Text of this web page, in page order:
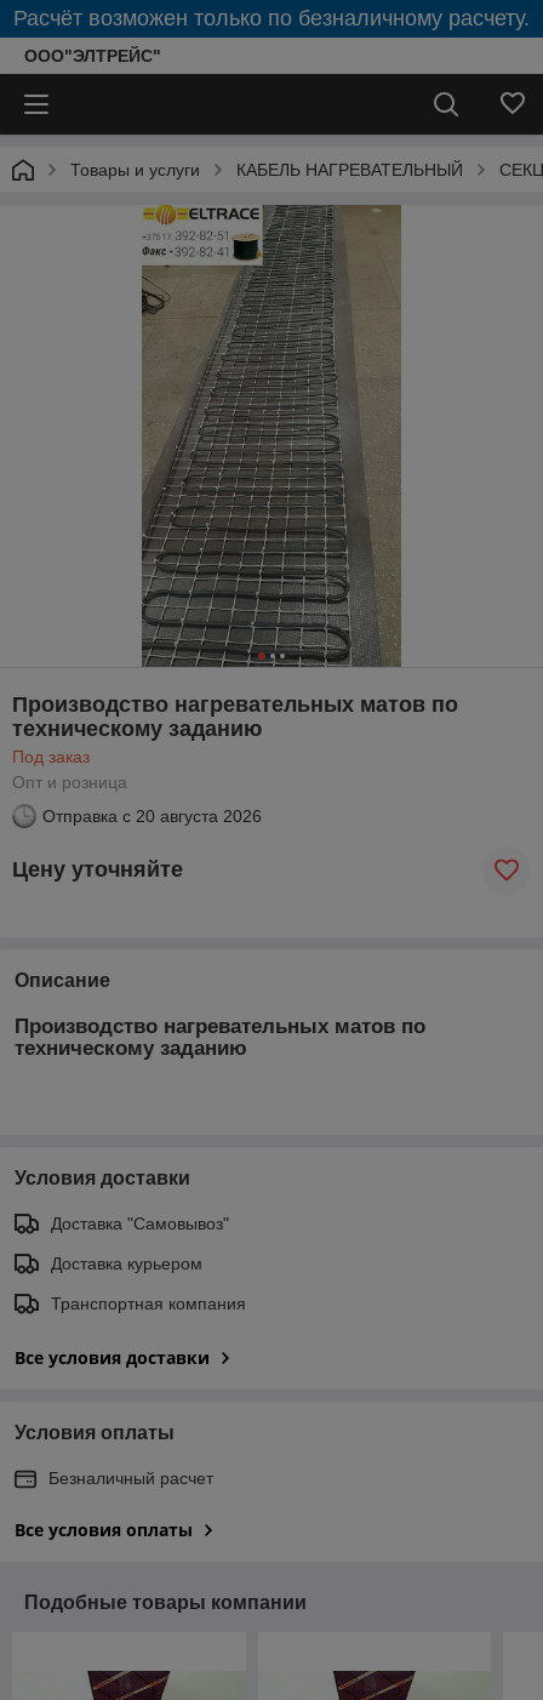
Расчёт возможен только по безналичному расчету.
ООО"ЭЛТРЕЙС"
Товары и услуги КАБЕЛЬ НАГРЕВАТЕЛЬНЫЙ
Производство нагревательных матов по
техническому заданию
Под заказ
Опт и розница
Отправка с 20 августа 2026
Цену уточняйте
Описание
Производство нагревательных матов по
техническому заданию
Условия доставки
Доставка "Самовывоз"
Доставка курьером
Транспортная компания
Все условия доставки
Условия оплаты
Безналичный расчет
Все условия оплаты
Подобные товары компании